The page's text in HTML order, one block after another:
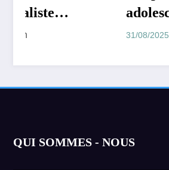
adolescent suicidé
portent plainte contre
suicide.
Rédaction
QUI SOMMES - NOUS